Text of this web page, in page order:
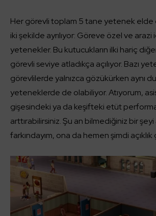
Her görevli toplam 5 tane yetenek elde
iki şekilde ayrılıyor: Göreve özel ve arazi
yetenekler. Bu kutucukların ilki hariç
görevli seviye atladıkça açılıyor. Bazı
görevlilerde yalnızca gözükürken aynı
yeteneklerde de olabiliyor. Atıyorum,
gişesindeki ya da keşifteki etüt
arttırabilirsiniz. Şu an bilmediğiniz bir şeyi
farkındayım, ona da hemen şimdi